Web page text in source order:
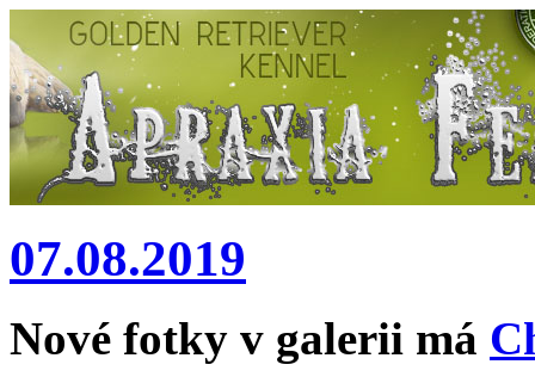
07.08.2019
Nové fotky v galerii má